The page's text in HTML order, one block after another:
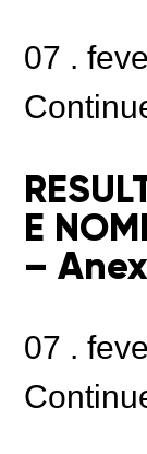
07 .
E
–
07 .